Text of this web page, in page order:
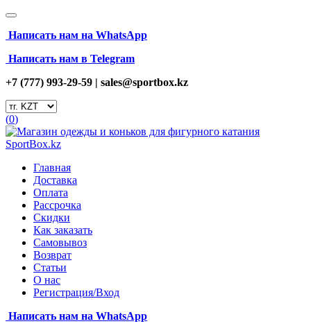
Написать нам на WhatsApp
Написать нам в Telegram
+7 (777) 993-29-59 | sales@sportbox.kz
(0)
Главная
Доставка
Оплата
Рассрочка
Скидки
Как заказать
Самовывоз
Возврат
Статьи
О нас
Регистрация/Вход
Написать нам на WhatsApp